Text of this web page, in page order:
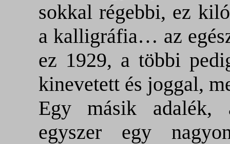
sokkal régebbi, ez
a kalligráfia… az
ez 1929, a többi
kinevetett és joggal,
Egy másik adalék,
egyszer egy